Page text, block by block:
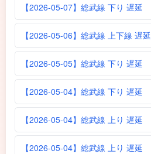
【2026-05-07】総武線 下り 遅延
【2026-05-06】総武線 上下線 遅延
【2026-05-05】総武線 下り 遅延
【2026-05-04】総武線 下り 遅延
【2026-05-04】総武線 上り 遅延
【2026-05-04】総武線 上り 遅延